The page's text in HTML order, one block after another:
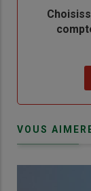
Body
VOUS